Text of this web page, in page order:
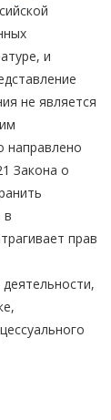
и
не является
направлено
Закона о
в
прав